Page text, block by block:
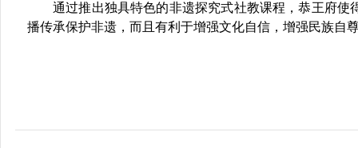
通过推出独具特色的非遗探究式社教课程，恭王府
播传承保护非遗，而且有利于增强文化自信，增强民族自